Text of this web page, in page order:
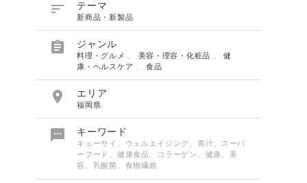
 テーマ
新商品・新製品
 ジャンル
料理・グルメ 、 美容・理容・化粧品 、健
康・ヘルスケア 、食品
 エリア
福岡県
 キーワード
キューサイ、ウェルエイジング、青汁、スーパ
ーフード、健康食品、コラーゲン、健康、美
容、乳酸菌、食物繊維